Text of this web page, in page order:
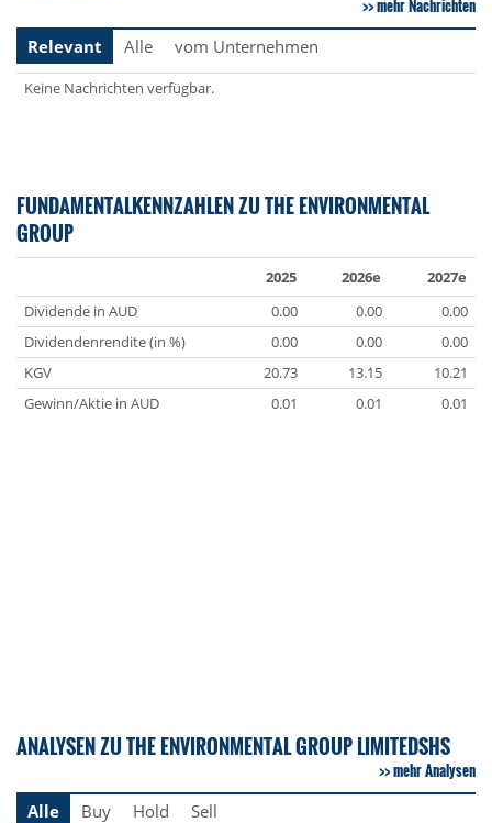
mehr Nachrichten
Relevant
Alle vom Unternehmen
Keine Nachrichten verfügbar.
FUNDAMENTALKENNZAHLEN ZU THE ENVIRONMENTAL
GROUP
2025 2026e
2027e
Dividende in AUD
0.00 0.00
0.00
Dividendenrendite (in %)
0.00 0.00
0.00
KGV
20.73 13.15
10.21
Gewinn/Aktie in AUD
0.01 0.01 0.01
ANALYSEN ZU THE ENVIRONMENTAL GROUP LIMITEDSHS
mehr Analysen
Alle
Buy Hold Sell